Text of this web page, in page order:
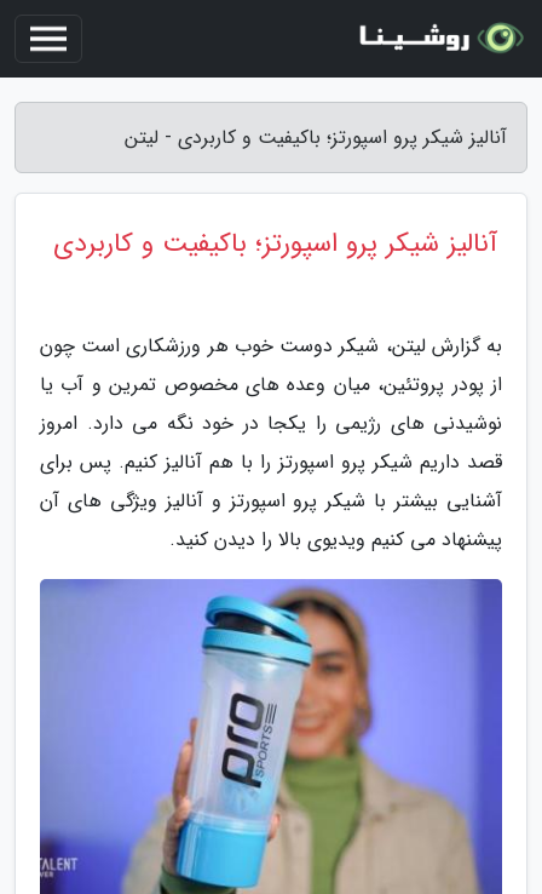
آنالیز شیکر پرو اسپورتز؛ باکیفیت و کاربردی - لیتن
آنالیز شیکر پرو اسپورتز؛ باکیفیت و کاربردی
به گزارش لیتن، شیکر دوست خوب هر ورزشکاری است چون
از پودر پروتئین، میان وعده های مخصوص تمرین و آب یا
نوشیدنی های رژیمی را یکجا در خود نگه می دارد. امروز
قصد داریم شیکر پرو اسپورتز را با هم آنالیز کنیم. پس برای
آشنایی بیشتر با شیکر پرو اسپورتز و آنالیز ویژگی های آن
پیشنهاد می کنیم ویدیوی بالا را دیدن کنید.